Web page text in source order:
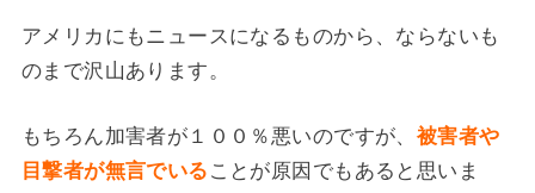
アメリカにもニュースになるものから、ならないも
のまで沢山あります。
もちろん加害者が１００％悪いのですが、 被害者や
目撃者が無言でいる ことが原因でもあると思いま